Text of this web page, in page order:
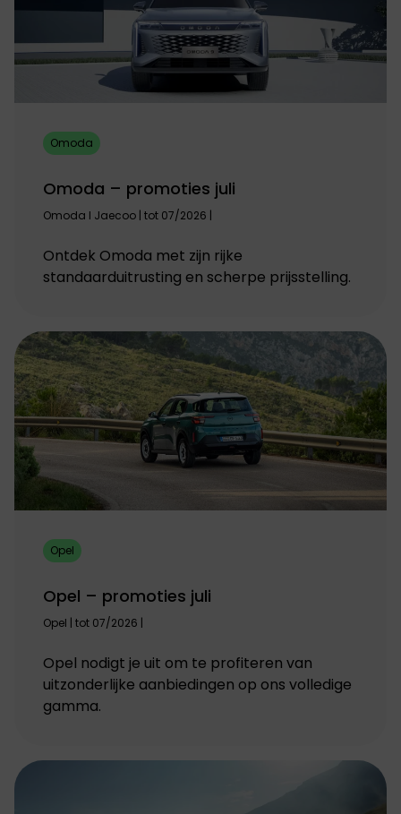
Omoda
Omoda – promoties juli
Omoda I Jaecoo | tot 07/2026 |
Ontdek Omoda met zijn rijke
standaarduitrusting en scherpe prijsstelling.
Opel
Opel – promoties juli
Opel | tot 07/2026 |
Opel nodigt je uit om te profiteren van
uitzonderlijke aanbiedingen op ons volledige
gamma.